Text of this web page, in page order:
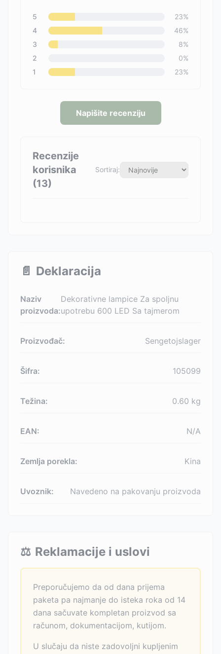
5 23%
4
46%
3
8%
2
0%
1
23%
Napišite recenziju
Recenzije
korisnika
(13)
Sortiraj:
📄 Deklaracija
Naziv
proizvoda:
Dekorativne lampice Za spoljnu
upotrebu 600 LED Sa tajmerom
Proizvođač: Sengetojslager
Šifra: 105099
Težina: 0.60 kg
EAN: N/A
Zemlja porekla: Kina
Uvoznik: Navedeno na pakovanju proizvoda
⚖️ Reklamacije i uslovi
Preporučujemo da od dana prijema
paketa pa najmanje do isteka roka od 14
dana sačuvate kompletan proizvod sa
računom, dokumentacijom, kutijom.
U slučaju da niste zadovoljni kupljenim